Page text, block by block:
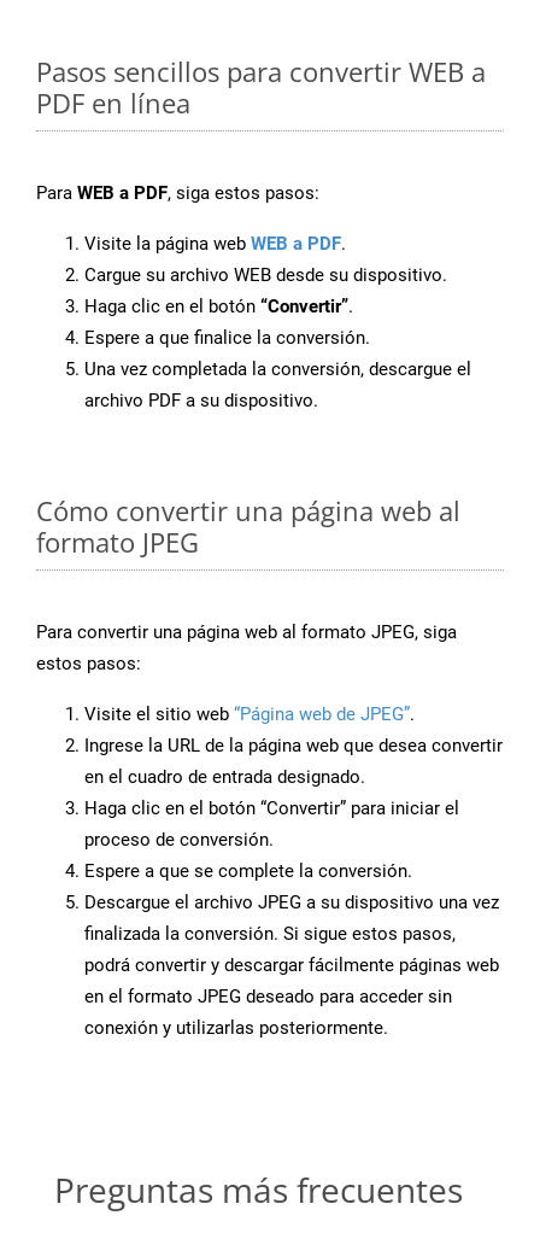
Pasos sencillos para convertir WEB a
PDF en línea
Para WEB a PDF, siga estos pasos:
Visite la página web WEB a PDF.
Cargue su archivo WEB desde su dispositivo.
Haga clic en el botón “Convertir”.
Espere a que finalice la conversión.
Una vez completada la conversión, descargue el
archivo PDF a su dispositivo.
Cómo convertir una página web al
formato JPEG
Para convertir una página web al formato JPEG, siga
estos pasos:
Visite el sitio web “Página web de JPEG”.
Ingrese la URL de la página web que desea convertir
en el cuadro de entrada designado.
Haga clic en el botón “Convertir” para iniciar el
proceso de conversión.
Espere a que se complete la conversión.
Descargue el archivo JPEG a su dispositivo una vez
finalizada la conversión. Si sigue estos pasos,
podrá convertir y descargar fácilmente páginas web
en el formato JPEG deseado para acceder sin
conexión y utilizarlas posteriormente.
Preguntas más frecuentes